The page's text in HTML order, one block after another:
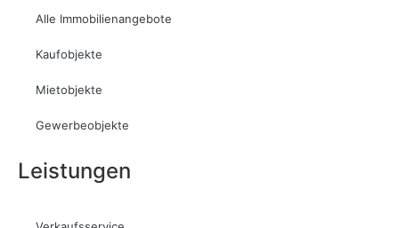
Alle Immobilienangebote
Kaufobjekte
Mietobjekte
Gewerbeobjekte
Leistungen